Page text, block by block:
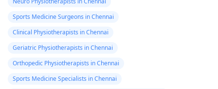
Sports Medicine Surgeons in Chennai
Clinical Physiotherapists in Chennai
Geriatric Physiotherapists in Chennai
Orthopedic Physiotherapists in Chennai
Sports Medicine Specialists in Chennai